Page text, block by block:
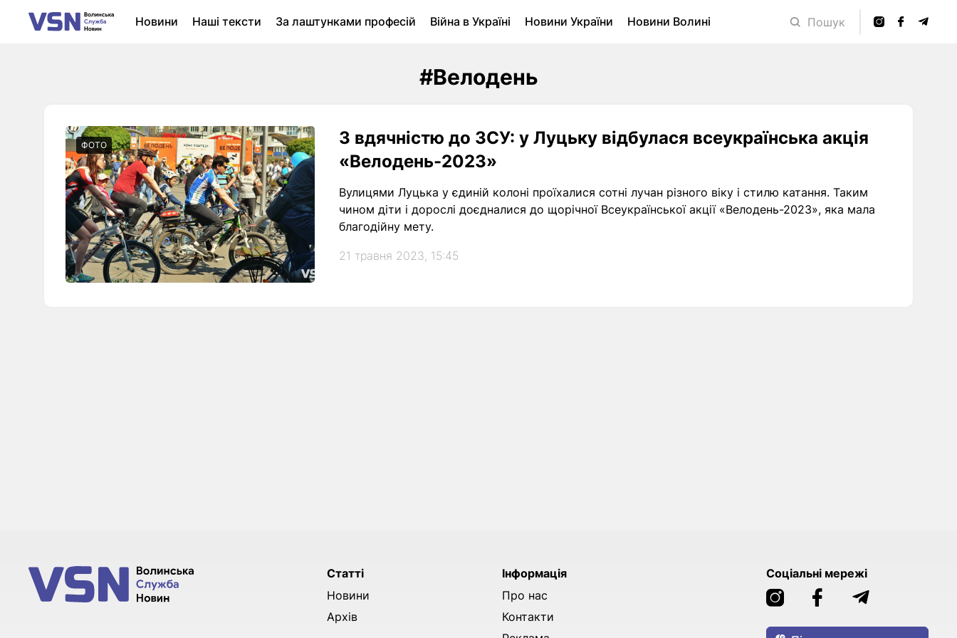
Новини Наші тексти За лаштунками професій Війна в Україні Новини України
Новини Волині
Пошук
#Велодень
ФОТО
З вдячністю до ЗСУ: у Луцьку відбулася всеукраїнська акція
«Велодень-2023»
Вулицями Луцька у єдиній колоні проїхалися сотні лучан різного віку і стилю катання. Таким
чином діти і дорослі доєдналися до щорічної Всеукраїнської акції «Велодень-2023», яка мала
благодійну мету.
21 травня 2023, 15:45
Статті
Новини
Архів
Інформація
Про нас
Контакти
Соціальні мережі